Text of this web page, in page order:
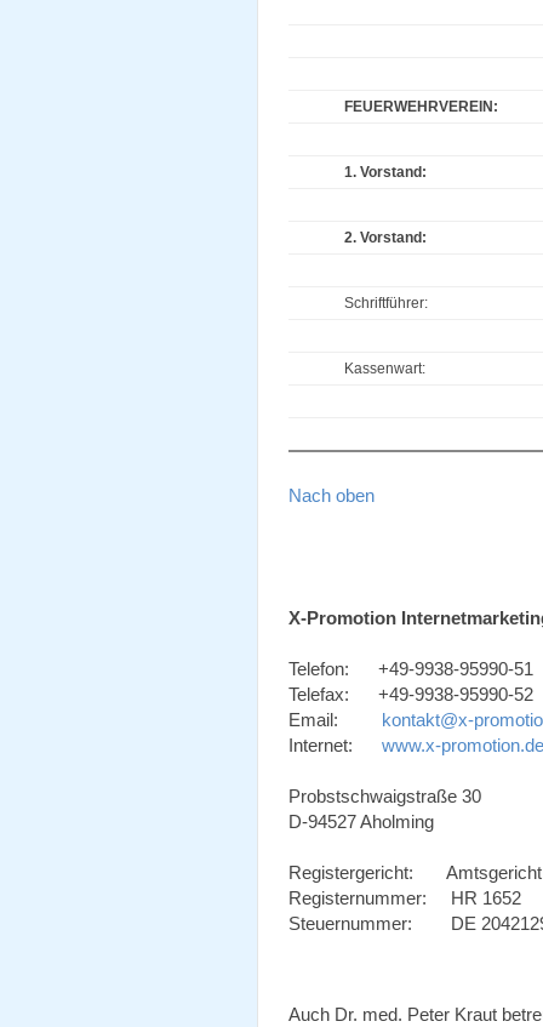
FEUERWEHRVEREIN:
1. Vorstand:
2. Vorstand:
Schriftführer:
Kassenwart:
Nach oben
X-Promotion
Telefon: +49-9938-95990-51
Telefax: +49-9938-95990-52
Email: kontakt@x-
Internet: www.x-promotion.de
Probstschwaigstraße 30
D-94527 Aholming
Registergericht: Amtsgericht
Registernummer: HR 1652
Steuernummer: DE
Auch Dr. med. Peter Kraut